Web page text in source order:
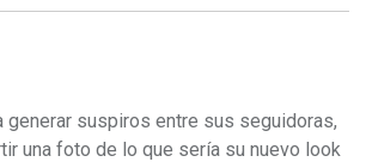
generar suspiros entre sus seguidoras,
una foto de lo que sería su nuevo look